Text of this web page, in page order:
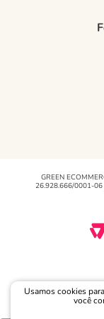
Usamos cookies
você
Regulamento e
GREEN
26.928.666/0001-06